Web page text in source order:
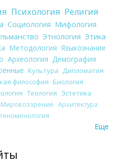
Психология Религия
Социология Мифология
Этнология Этика
Методология Языкознание
Археология Демография
Культура
Дипломатия
философия Биология
Теология Эстетика
Мировоззрение Архитектура
Еще